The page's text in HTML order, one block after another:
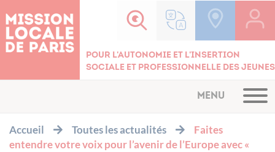
Pour l'autonomie et l'insertion
sociale et professionnelle des jeunes
MENU
Accueil Toutes les actualités
Faites
entendre votre voix pour l’avenir de l’Europe avec «